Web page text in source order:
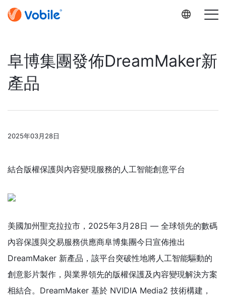
阜博集團發佈DreamMaker新
產品
2025年03月28日
結合版權保護與內容變現服務的人工智能創意平台
美國加州聖克拉拉市，2025年3月28日 — 全球領先的數碼
內容保護與交易服務供應商阜博集團今日宣佈推出
DreamMaker 新產品，該平台突破性地將人工智能驅動的
創意影片製作，與業界領先的版權保護及內容變現解決方案
相結合。DreamMaker 基於 NVIDIA Media2 技術構建，